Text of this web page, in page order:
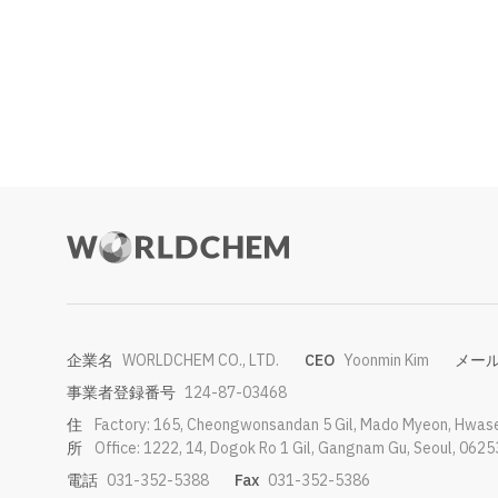
企業名 WORLDCHEM CO., LTD. CEO Yoonmin Kim メー
事業者登録番号 124-87-03468
住
所
Factory: 165, Cheongwonsandan 5 Gil, Mado Myeon,
Office: 1222, 14, Dogok Ro 1 Gil, Gangnam Gu, Seoul,
電話 031-352-5388 Fax 031-352-5386